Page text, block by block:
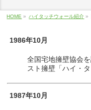
HOME » ハイタッチウォール紹介 »
1986年10月
全国宅地擁壁協会
スト擁壁「ハイ・
1987年10月